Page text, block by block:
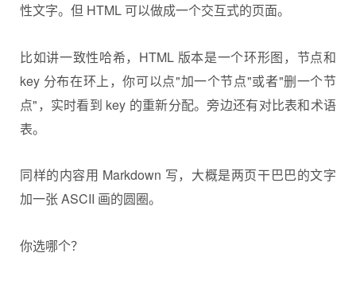
性文字。但 HTML 可以做成一个交互式的页面。
比如讲一致性哈希，HTML 版本是一个环形图，节点和
key 分布在环上，你可以点"加一个节点"或者"删一个节
点"，实时看到 key 的重新分配。旁边还有对比表和术语
表。
同样的内容用 Markdown 写，大概是两页干巴巴的文字
加一张 ASCII 画的圆圈。
你选哪个？